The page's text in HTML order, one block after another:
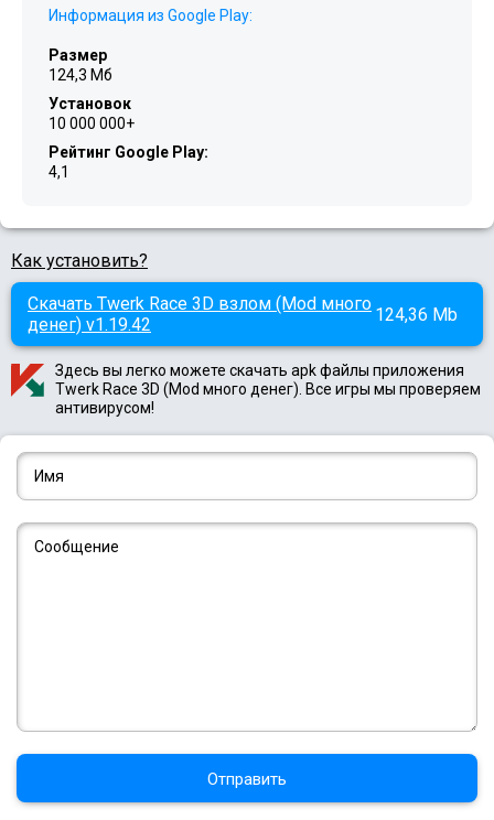
Информация из Google Play:
Размер
124,3 Мб
Установок
10 000 000+
Рейтинг Google Play:
4,1
Как установить?
Скачать Twerk Race 3D взлом (Mod много
денег) v1.19.42
124,36 Mb
Здесь вы легко можете скачать apk файлы приложения
Twerk Race 3D (Mod много денег). Все игры мы проверяем
антивирусом!
Отправить